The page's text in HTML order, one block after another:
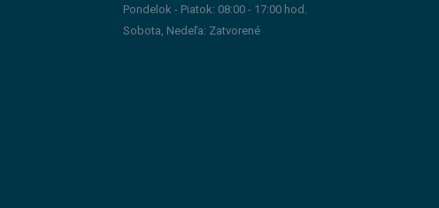
Pondelok - Piatok: 08:00 - 17:00 hod.
Sobota, Nedeľa: Zatvorené